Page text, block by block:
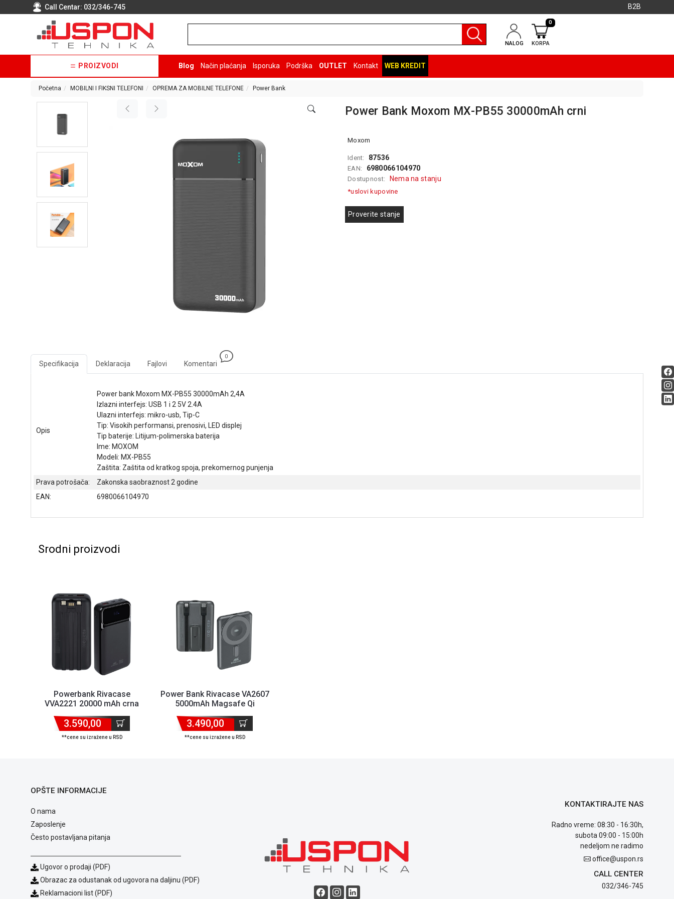
Call Centar: 032/346-745 B2B
NALOG KORPA
0
PROIZVODI Blog Način plaćanja Isporuka Podrška OUTLET Kontakt WEB KREDIT
Početna MOBILNI I FIKSNI TELEFONI OPREMA ZA MOBILNE TELEFONE Power Bank
Power Bank Moxom MX-PB55 30000mAh crni
Moxom
Ident: 87536
EAN: 6980066104970
Dostupnost: Nema na stanju
*uslovi kupovine
Proverite stanje
Specifikacija Deklaracija Fajlovi Komentari
0
Opis
Power bank Moxom MX-PB55 30000mAh 2,4A
Izlazni interfejs: USB 1 i 2 5V 2.4A
Ulazni interfejs: mikro-usb, Tip-C
Tip: Visokih performansi, prenosivi, LED displej
Tip baterije: Litijum-polimerska baterija
Ime: MOXOM
Modeli: MX-PB55
Zaštita: Zaštita od kratkog spoja, prekomernog punjenja
Prava potrošača:
Zakonska saobraznost 2 godine
EAN:
6980066104970
Srodni proizvodi
Powerbank Rivacase
VVA2221 20000 mAh crna
3.590,00
**cene su izražene u RSD
Power Bank Rivacase VA2607
5000mAh Magsafe Qi
3.490,00
**cene su izražene u RSD
OPŠTE INFORMACIJE
O nama
Zaposlenje
Često postavljana pitanja
Ugovor o prodaji (PDF)
Obrazac za odustanak od ugovora na daljinu (PDF)
Reklamacioni list (PDF)
KONTAKTIRAJTE NAS
Radno vreme: 08:30 - 16:30h,
subota 09:00 - 15:00h
nedeljom ne radimo
office@uspon.rs
CALL CENTER
032/346-745